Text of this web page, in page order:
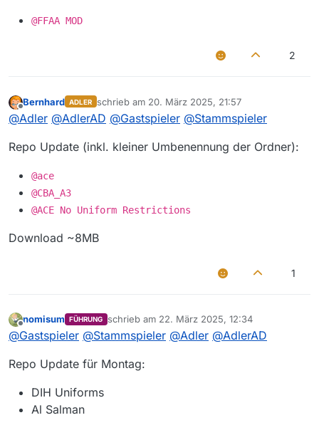
@FFAA MOD
2
Offline
Bernhard ADLER schrieb am 20. März 2025, 21:57
zuletzt editiert von
@Adler @AdlerAD @Gastspieler @Stammspieler
Repo Update (inkl. kleiner Umbenennung der Ordner):
@ace
@CBA_A3
@ACE No Uniform Restrictions
Download ~8MB
1
Offline
nomisum FÜHRUNG schrieb am 22. März 2025, 12:34
zuletzt editiert von
@Gastspieler @Stammspieler @Adler @AdlerAD
Repo Update für Montag:
DIH Uniforms
Al Salman